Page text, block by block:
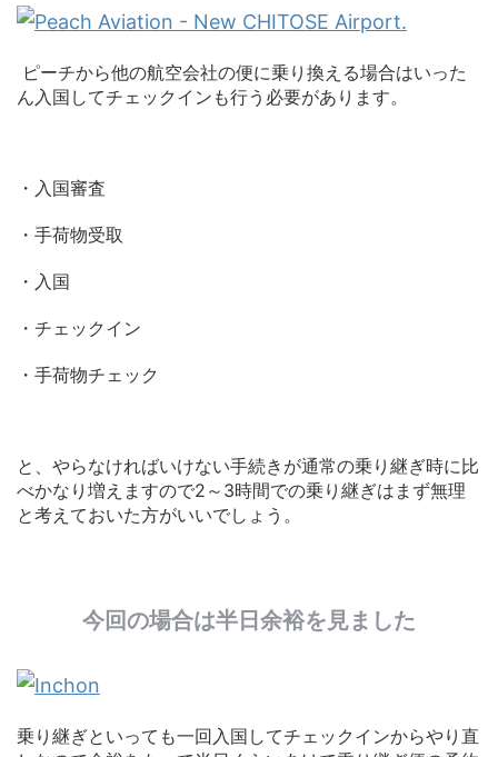
ピーチから他の航空会社の便に乗り換える場合はいった
ん入国してチェックインも行う必要があります。
・入国審査
・手荷物受取
・入国
・チェックイン
・手荷物チェック
と、やらなければいけない手続きが通常の乗り継ぎ時に比
べかなり増えますので2～3時間での乗り継ぎはまず無理
と考えておいた方がいいでしょう。
今回の場合は半日余裕を見ました
乗り継ぎといっても一回入国してチェックインからやり直